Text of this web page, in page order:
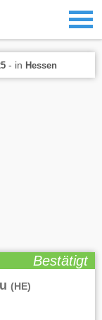
- in Hessen
Bestätigt
(HE)